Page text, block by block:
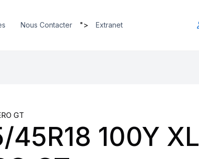
Nous Contacter "> Extranet
GT
45R18 100Y XL